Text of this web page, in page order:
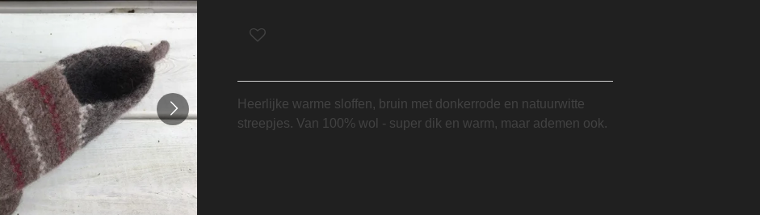
Heerlijke warme sloffen, bruin met donkerrode en natuurwitte
streepjes. Van 100% wol - super dik en warm, maar ademen ook.